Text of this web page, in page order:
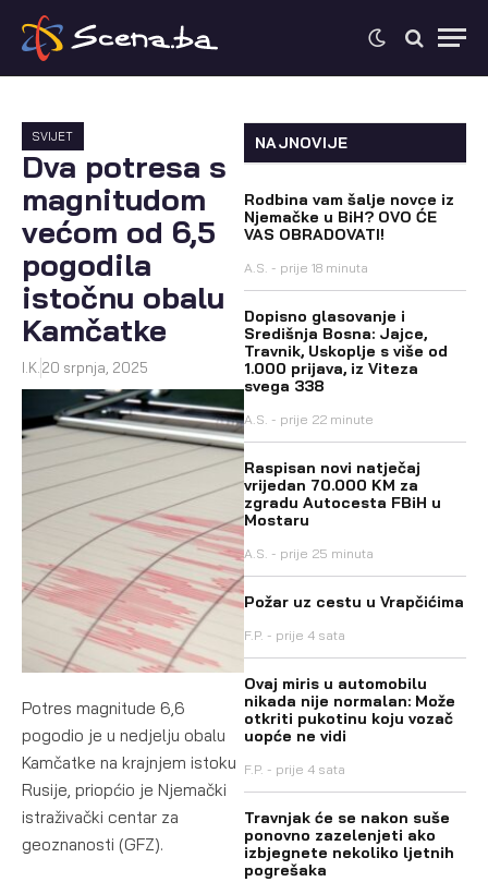
SVIJET
Dva potresa s
magnitudom
većom od 6,5
pogodila
istočnu obalu
Kamčatke
I.K. 20 srpnja, 2025
Potres magnitude 6,6
pogodio je u nedjelju obalu
Kamčatke na krajnjem istoku
Rusije, priopćio je Njemački
istraživački centar za
geoznanosti (GFZ).
NAJNOVIJE
Rodbina vam šalje novce iz
Njemačke u BiH? OVO ĆE
VAS OBRADOVATI!
A.S. prije 18 minuta
Dopisno glasovanje i
Središnja Bosna: Jajce,
Travnik, Uskoplje s više od
1.000 prijava, iz Viteza
svega 338
A.S. prije 22 minute
Raspisan novi natječaj
vrijedan 70.000 KM za
zgradu Autocesta FBiH u
Mostaru
A.S. prije 25 minuta
Požar uz cestu u Vrapčićima
F.P. prije 4 sata
Ovaj miris u automobilu
nikada nije normalan: Može
otkriti pukotinu koju vozač
uopće ne vidi
F.P. prije 4 sata
Travnjak će se nakon suše
ponovno zazelenjeti ako
izbjegnete nekoliko ljetnih
pogrešaka